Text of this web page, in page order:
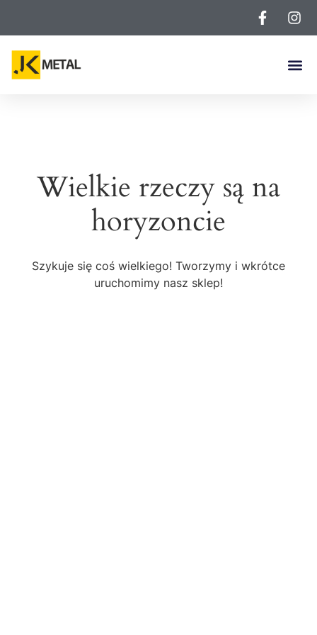
Wielkie rzeczy są na
horyzoncie
Szykuje się coś wielkiego! Tworzymy i wkrótce
uruchomimy nasz sklep!